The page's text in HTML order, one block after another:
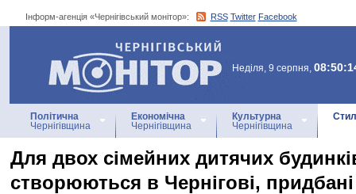
Інформ-агенція «Чернігівський монітор»: RSS Twitter Facebook
Інформ-агенція
«Чернігівський монітор»
Неділя, 9 серпня,
Політична
Чернігівщина
Економічна
Чернігівщина
Культурна
Чернігівщина
Для двох сімейних дитячих
створюються в Чернігові,